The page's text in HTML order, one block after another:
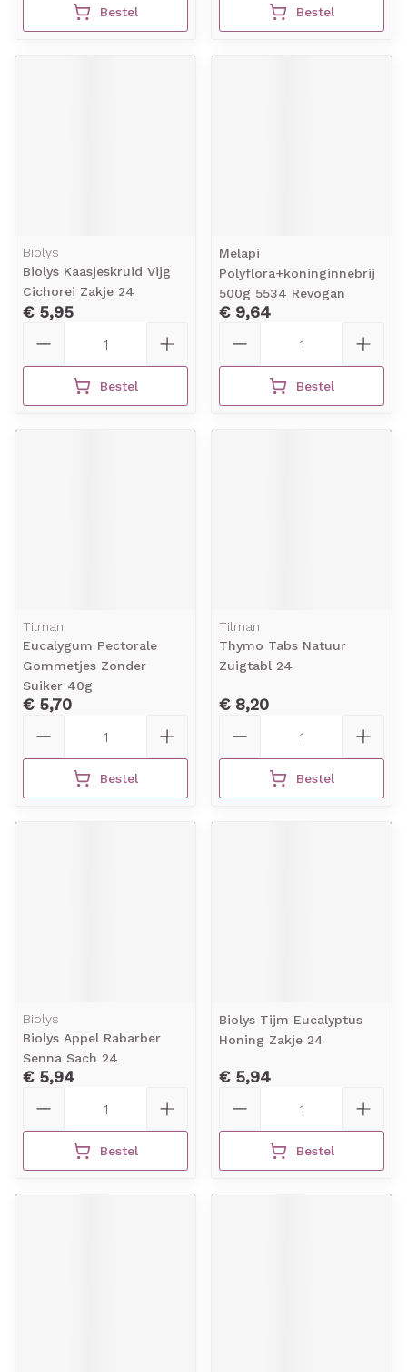
Bestel Bestel
Biolys
Biolys Kaasjeskruid Vijg
Cichorei Zakje 24
€ 5,95
Bestel
Melapi
Polyflora+koninginnebrij
500g 5534 Revogan
€ 9,64
Bestel
Tilman
Eucalygum Pectorale
Gommetjes Zonder
Suiker 40g
€ 5,70
Bestel
Tilman
Thymo Tabs Natuur
Zuigtabl 24
€ 8,20
Bestel
Biolys
Biolys Appel Rabarber
Senna Sach 24
€ 5,94
Bestel
Biolys Tijm Eucalyptus
Honing Zakje 24
€ 5,94
Bestel